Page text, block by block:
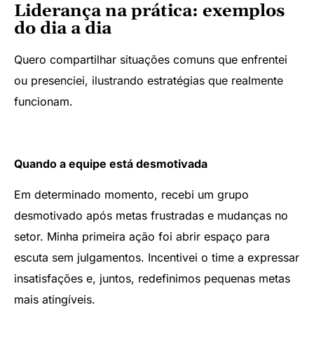
Liderança na prática: exemplos
do dia a dia
Quero compartilhar situações comuns que enfrentei
ou presenciei, ilustrando estratégias que realmente
funcionam.
Quando a equipe está desmotivada
Em determinado momento, recebi um grupo
desmotivado após metas frustradas e mudanças no
setor. Minha primeira ação foi abrir espaço para
escuta sem julgamentos. Incentivei o time a expressar
insatisfações e, juntos, redefinimos pequenas metas
mais atingíveis.